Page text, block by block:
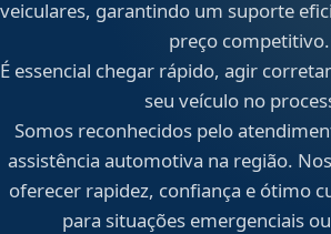
veiculares, garantindo um suporte
preço competitivo.
É essencial chegar rápido, agir
seu veículo no
Somos reconhecidos pelo
assistência automotiva na região.
oferecer rapidez, confiança e ótimo
para situações emergenciais